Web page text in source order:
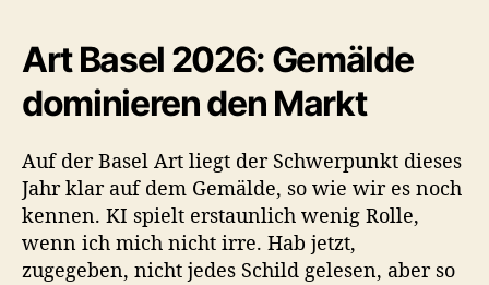
Art Basel 2026: Gemälde
dominieren den Markt
Auf der Basel Art liegt der Schwerpunkt dieses
Jahr klar auf dem Gemälde, so wie wir es noch
kennen. KI spielt erstaunlich wenig Rolle,
wenn ich mich nicht irre. Hab jetzt,
zugegeben, nicht jedes Schild gelesen, aber so